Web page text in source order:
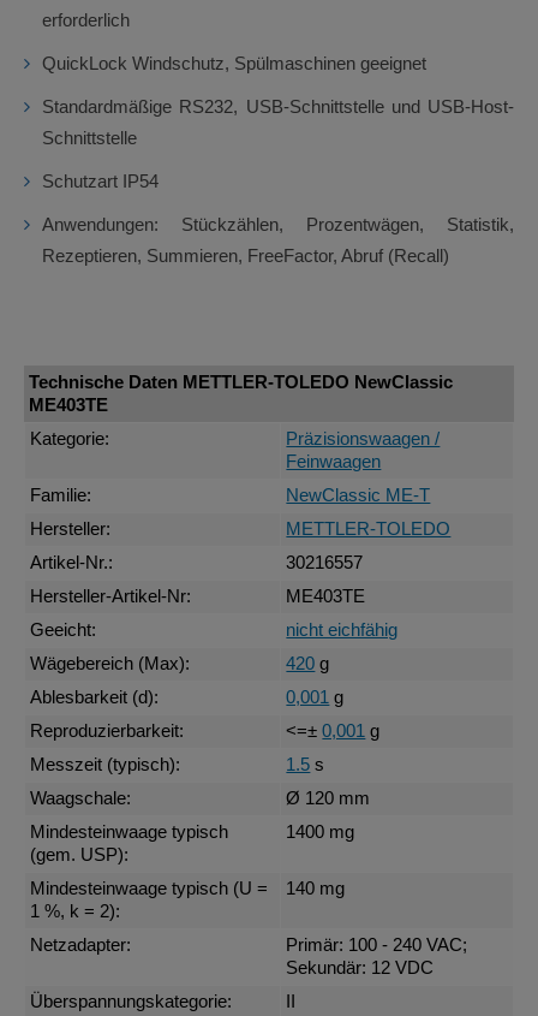
erforderlich
QuickLock Windschutz, Spülmaschinen geeignet
Standardmäßige RS232, USB-Schnittstelle und USB-Host-
Schnittstelle
Schutzart IP54
Anwendungen: Stückzählen, Prozentwägen, Statistik,
Rezeptieren, Summieren, FreeFactor, Abruf (Recall)
Technische Daten METTLER-TOLEDO NewClassic
ME403TE
Kategorie:
Präzisionswaagen /
Feinwaagen
Familie:
NewClassic ME-T
Hersteller:
METTLER-TOLEDO
Artikel-Nr.:
30216557
Hersteller-Artikel-Nr:
ME403TE
Geeicht:
nicht eichfähig
Wägebereich (Max):
420 g
Ablesbarkeit (d):
0,001 g
Reproduzierbarkeit:
<=±0,001 g
Messzeit (typisch):
1.5 s
Waagschale:
Ø 120 mm
Mindesteinwaage typisch
(gem. USP):
1400 mg
Mindesteinwaage typisch (U =
1 %, k = 2):
140 mg
Netzadapter:
Primär: 100 - 240 VAC;
Sekundär: 12 VDC
Überspannungskategorie: